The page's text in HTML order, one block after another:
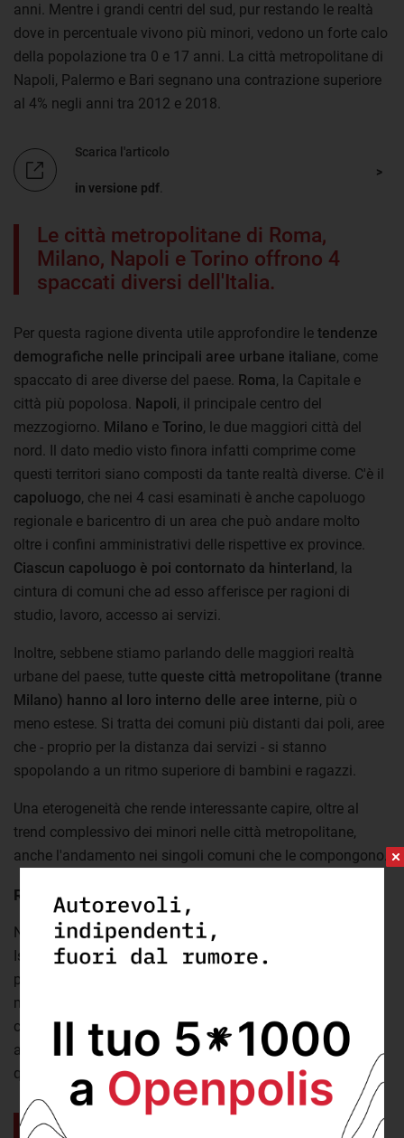
anni. Mentre i grandi centri del sud, pur restando le realtà
dove in percentuale vivono più minori, vedono un forte calo
della popolazione tra 0 e 17 anni. La città metropolitane di
Napoli, Palermo e Bari segnano una contrazione superiore
al 4% negli anni tra 2012 e 2018.
Scarica l'articolo
in versione pdf
Le città metropolitane di Roma,
Milano, Napoli e Torino offrono 4
spaccati diversi dell'Italia.
Per questa ragione diventa utile approfondire le tendenze
demografiche nelle principali aree urbane italiane, come
spaccato di aree diverse del paese. Roma, la Capitale e
città più popolosa. Napoli, il principale centro del
mezzogiorno. Milano e Torino, le due maggiori città del
nord. Il dato medio visto finora infatti comprime come
questi territori siano composti da tante realtà diverse. C'è il
capoluogo, che nei 4 casi esaminati è anche capoluogo
regionale e baricentro di un area che può andare molto
oltre i confini amministrativi delle rispettive ex province.
Ciascun capoluogo è poi contornato da hinterland, la
cintura di comuni che ad esso afferisce per ragioni di
studio, lavoro, accesso ai servizi.
Inoltre, sebbene stiamo parlando delle maggiori realtà
urbane del paese, tutte queste città metropolitane (tranne
Milano) hanno al loro interno delle aree interne, più o
meno estese. Si tratta dei comuni più distanti dai poli, aree
che - proprio per la distanza dai servizi - si stanno
spopolando a un ritmo superiore di bambini e ragazzi.
Una eterogeneità che rende interessante capire, oltre al
trend complessivo dei minori nelle città metropolitane,
anche l'andamento nei singoli comuni che le compongono.
Roma
Nella città metropolitana di Roma abitano, in base ai dati
Istat riferiti al 2018, 717.309 bambini e adolescenti. La ex
provincia della Capitale è la realtà locale dove vivono più
minori in termini assoluti. Rispetto a una popolazione
complessiva di oltre 4,3 milioni di abitanti, i minori di 18
anni costituiscono il 16,47% dei residenti. Poco sopra
quindi la media nazionale del 16,21%.
Sempre più bambini e adolescenti